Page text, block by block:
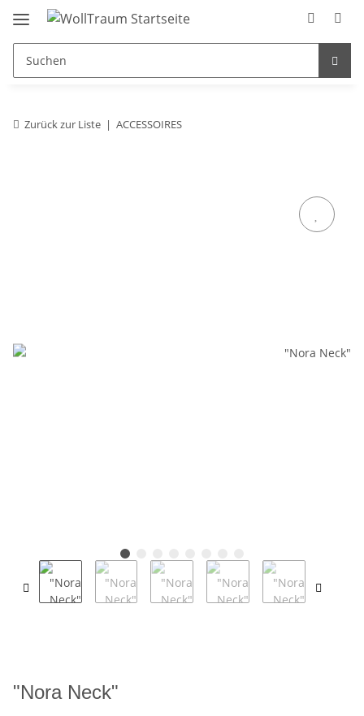
Zurück zur Liste ACCESSOIRES
"Nora Neck"